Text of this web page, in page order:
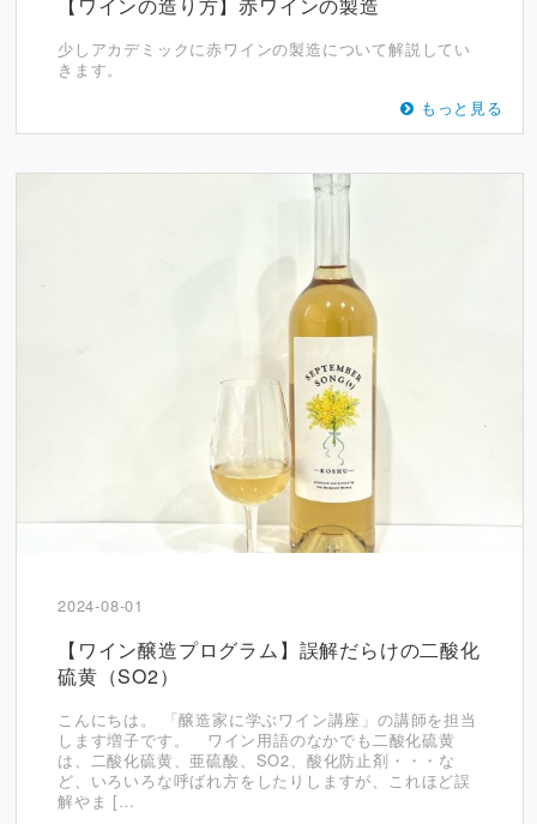
【ワインの造り方】赤ワインの製造
少しアカデミックに赤ワインの製造について解説してい
きます。
もっと見る
2024-08-01
【ワイン醸造プログラム】誤解だらけの二酸化
硫黄（SO2）
こんにちは。 「醸造家に学ぶワイン講座」の講師を担当
します増子です。 ワイン用語のなかでも二酸化硫黄
は、二酸化硫黄、亜硫酸、SO2、酸化防止剤・・・な
ど、いろいろな呼ばれ方をしたりしますが、これほど誤
解やま […